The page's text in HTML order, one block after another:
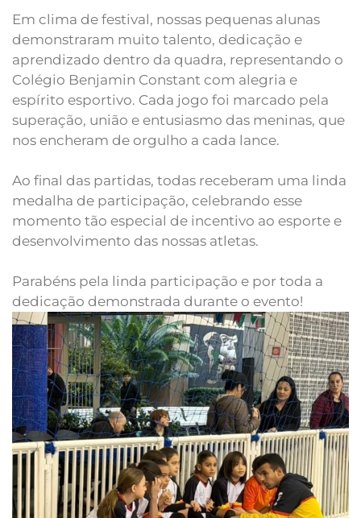
Em clima de festival, nossas pequenas alunas
demonstraram muito talento, dedicação e
aprendizado dentro da quadra, representando o
Colégio Benjamin Constant com alegria e
espírito esportivo. Cada jogo foi marcado pela
superação, união e entusiasmo das meninas, que
nos encheram de orgulho a cada lance.
Ao final das partidas, todas receberam uma linda
medalha de participação, celebrando esse
momento tão especial de incentivo ao esporte e
desenvolvimento das nossas atletas.
Parabéns pela linda participação e por toda a
dedicação demonstrada durante o evento!